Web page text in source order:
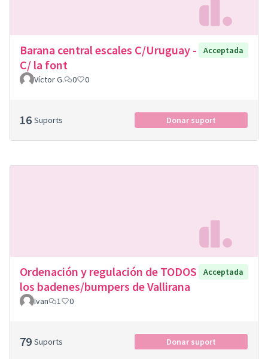
Barana central escales C/Uruguay -
C/ la font
Acceptada
Víctor G. 0 0
16 Suports Donar suport
Ordenación y regulación de TODOS
los badenes/bumpers de Vallirana
Acceptada
Ivan 1 0
79 Suports Donar suport